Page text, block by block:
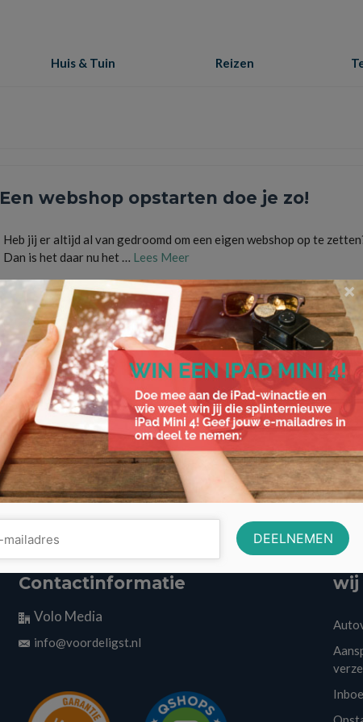
Huis & Tuin Reizen
Een webshop opstarten doe je zo!
Heb jij er altijd al van gedroomd om een eigen webshop op te
Dan is het daar nu het … Lees Meer
bestellingen kvk, ondernemer,online winkelen shoppen,stappenplan,webshop,webwinkel
Contactinformatie
Volo Media
info@voordeligst.nl
wij
×